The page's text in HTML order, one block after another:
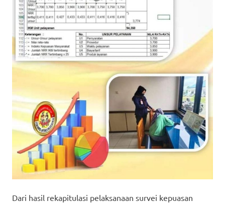
Dari hasil rekapitulasi pelaksanaan survei kepuasan